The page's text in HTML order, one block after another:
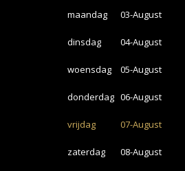
maandag 03-August
dinsdag
04-August
woensdag
05-August
donderdag 06-August
vrijdag
07-August
zaterdag
08-August